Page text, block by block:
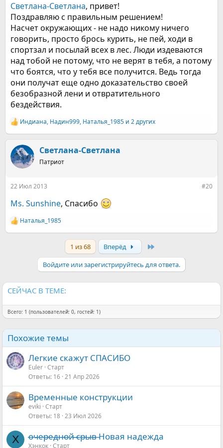
Светлана-Светлана, привет!
Поздравляю с правильным решением!
Насчет окружающих - не надо никому ничего
говорить, просто брось курить, не пей, ходи в
спортзал и посылай всех в лес. Люди издеваются
над тобой не потому, что не верят в тебя, а потому
что боятся, что у тебя все получится. Ведь тогда
они получат еще одно доказательство своей
безобразной лени и отвратительного
бездействия.
Р
е
к
ц
и
Индиана, Надин999, Наталья_1985 и 2 других
Светлана-Светлана
Патриот
22 Июл 2013 #20
Ms. Sunshine, Спасибо
Р
е
Наталья_1985
1 из 68 Вперёд
Войдите или зарегистрируйтесь для ответа.
СЕЙЧАС В ТЕМЕ:
Всего: 1 (пользователей: 0, гостей: 1)
Похожие темы
Легкие скажут СПАСИБО
Euler Старт
Ответы 16 21 Апр 2026
Временные конструкции
eviki Старт
Ответы 18 23 Июл 2026
Х о̶ч̶е̶р̶е̶д̶н̶о̶й̶ ̶̶с̶р̶ы̶в̶ Новая надежда
Хэнкок Старт